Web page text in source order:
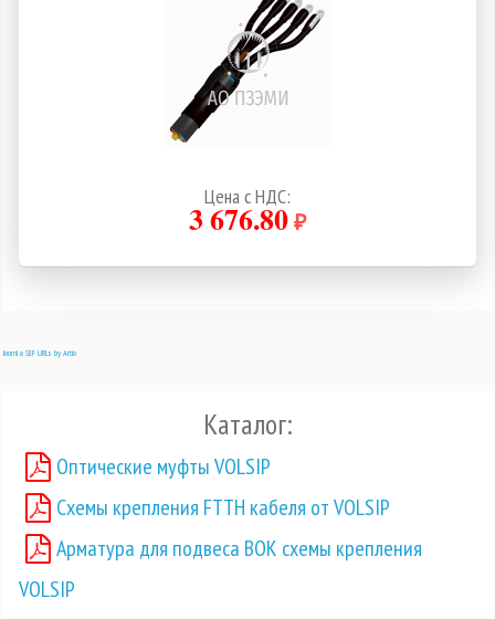
Цена с НДС:
3 676.80₽
Joomla SEF URLs by Artio
Каталог:
Оптические муфты VOLSIP
Схемы крепления FTTH кабеля от VOLSIP
Арматура для подвеса ВОК схемы крепления
VOLSIP